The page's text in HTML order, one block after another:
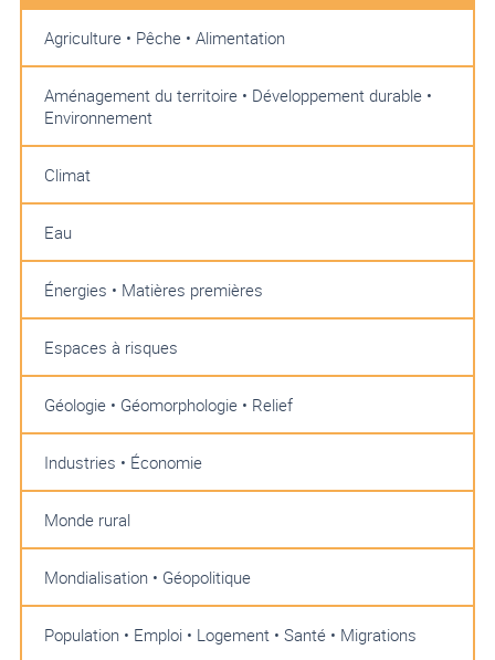
Agriculture • Pêche • Alimentation
Aménagement du territoire • Développement durable •
Environnement
Climat
Eau
Énergies • Matières premières
Espaces à risques
Géologie • Géomorphologie • Relief
Industries • Économie
Monde rural
Mondialisation • Géopolitique
Population • Emploi • Logement • Santé • Migrations